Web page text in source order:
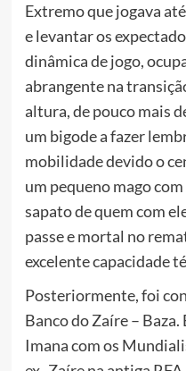
Extremo que jogava
e levantar os
dinâmica de jogo,
abrangente na
altura, de pouco mais
um bigode a fazer
mobilidade devido o
um pequeno mago
sapato de quem com
passe e mortal no
excelente capacidade
Posteriormente, foi
Banco do Zaíre –
Imana com os